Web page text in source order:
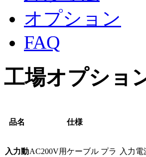
オプション
FAQ
工場オプショ
品名 仕様
入力動AC200V用ケーブル プラ
入力